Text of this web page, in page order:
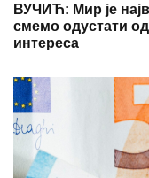
ВУЧИЋ: Мир је
смемо одустати
интереса